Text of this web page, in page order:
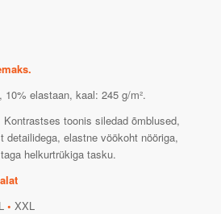
elastaan, kaal: 245 g/m².
toonis siledad õmblused,
detailidega, elastne vöökoht nööriga,
helkurtrükiga tasku.
• XXL